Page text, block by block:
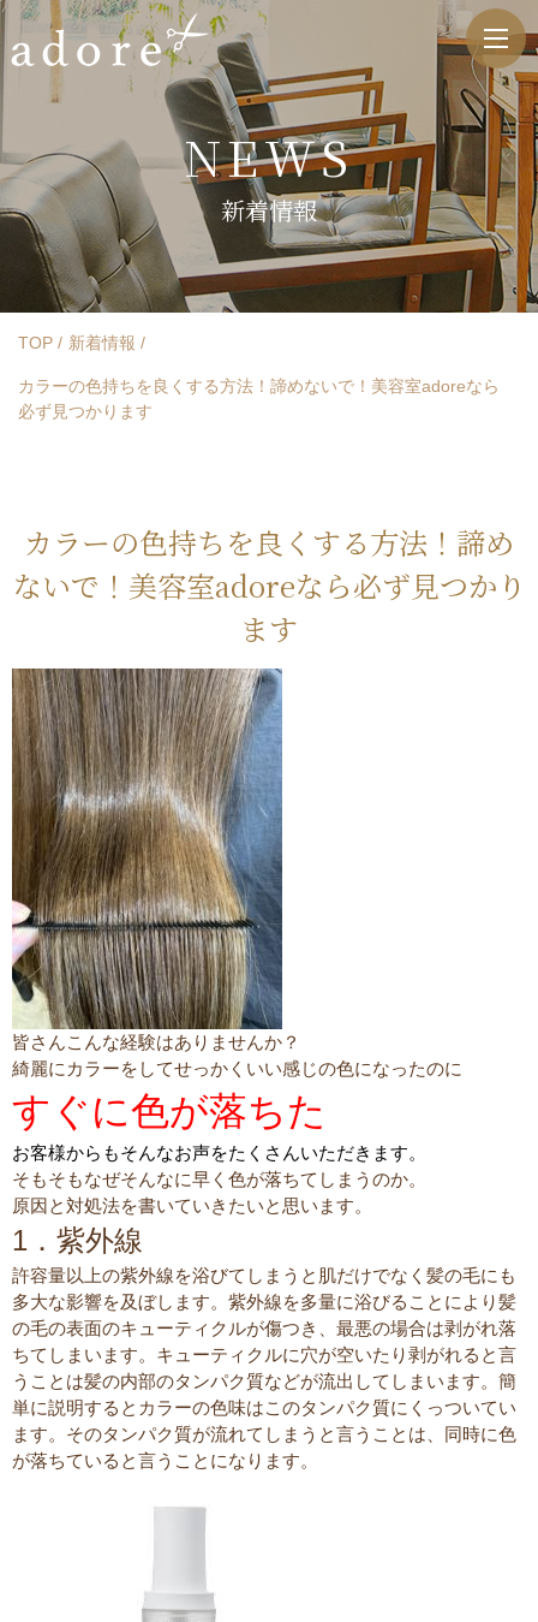
NEWS
新着情報
TOP 新着情報
カラーの色持ちを良くする方法！諦めないで！美容室adoreなら
必ず見つかります
カラーの色持ちを良くする方法！諦め
ないで！美容室adoreなら必ず見つかり
ます
皆さんこんな経験はありませんか？
綺麗にカラーをしてせっかくいい感じの色になったのに
すぐに色が落ちた
お客様からもそんなお声をたくさんいただきます。
そもそもなぜそんなに早く色が落ちてしまうのか。
原因と対処法を書いていきたいと思います。
1．紫外線
許容量以上の紫外線を浴びてしまうと肌だけでなく髪の毛にも
多大な影響を及ぼします。紫外線を多量に浴びることにより髪
の毛の表面のキューティクルが傷つき、最悪の場合は剥がれ落
ちてしまいます。キューティクルに穴が空いたり剥がれると言
うことは髪の内部のタンパク質などが流出してしまいます。簡
単に説明するとカラーの色味はこのタンパク質にくっついてい
ます。そのタンパク質が流れてしまうと言うことは、同時に色
が落ちていると言うことになります。